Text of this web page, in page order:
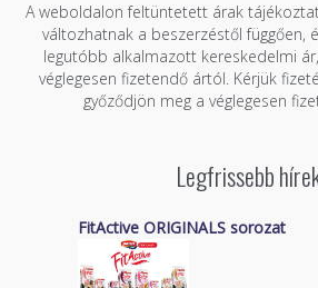
A weboldalon feltüntetett árak
változhatnak a beszerzéstől függően,
legutóbb alkalmazott kereskedelmi
véglegesen fizetendő ártól. Kérjük
győződjön meg a véglegesen
Legfrissebb
FitActive ORIGINALS sorozat